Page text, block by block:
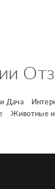
Дача
Животные и